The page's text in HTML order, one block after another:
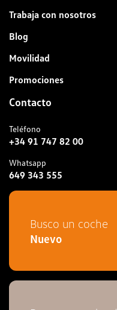
Trabaja con nosotros
Blog
Movilidad
Promociones
Contacto
Teléfono
+34 91 747 82 00
Whatsapp
649 343 555
Busco un coche
Nuevo